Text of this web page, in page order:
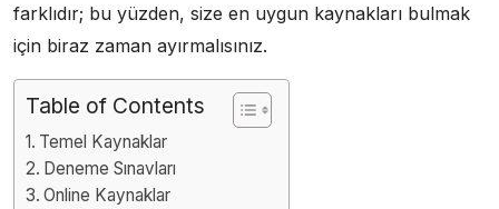
farklıdır; bu yüzden, size en uygun kaynakları bulmak
için biraz zaman ayırmalısınız.
Table of Contents
Temel Kaynaklar
Deneme Sınavları
Online Kaynaklar